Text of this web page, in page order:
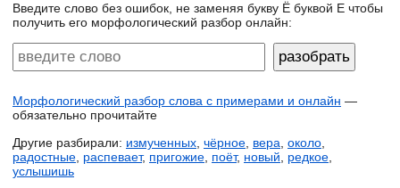
Введите слово без ошибок, не заменяя букву Ё буквой Е чтобы
получить его морфологический разбор онлайн:
Морфологический разбор слова с примерами и онлайн —
обязательно прочитайте
Другие разбирали: измученных чёрное вера около
радостные распевает, пригожие поёт, новый редкое
услышишь